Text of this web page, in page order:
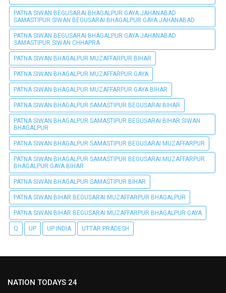
PATNA SIWAN BEGUSARAI BHAGALPUR GAYA JAHANABAD
SAMASTIPUR SIWAN BEGUSARAI BHAGALPUR GAYA JAHANABAD
PATNA SIWAN BEGUSARAI BHAGALPUR GAYA JAHANABAD
SAMASTIPUR SIWAN CHHAPRA
PATNA SIWAN BHAGALPUR MUZAFFARPUR BIHAR
PATNA SIWAN BHAGALPUR MUZAFFARPUR GAYA
PATNA SIWAN BHAGALPUR MUZAFFARPUR GAYA BIHAR
PATNA SIWAN BHAGALPUR SAMASTIPUR BEGUSARAI BIHAR
PATNA SIWAN BHAGALPUR SAMASTIPUR BEGUSARAI BIHAR SIWAN
BHAGALPUR
PATNA SIWAN BHAGALPUR SAMASTIPUR BEGUSARAI MUZAFFARPUR
PATNA SIWAN BHAGALPUR SAMASTIPUR BEGUSARAI MUZAFFARPUR
BHAGALPUR GAYA BIHAR
PATNA SIWAN BHAGALPUR SAMASTIPUR BIHAR
PATNA SIWAN BIHAR BEGUSARAI MUZAFFARPUR BHAGALPUR
PATNA SIWAN BIHAR BEGUSARAI MUZAFFARPUR BHAGALPUR GAYA
Q UP UP INDIA UTTAR PRADESH
NATION TODAYS 24